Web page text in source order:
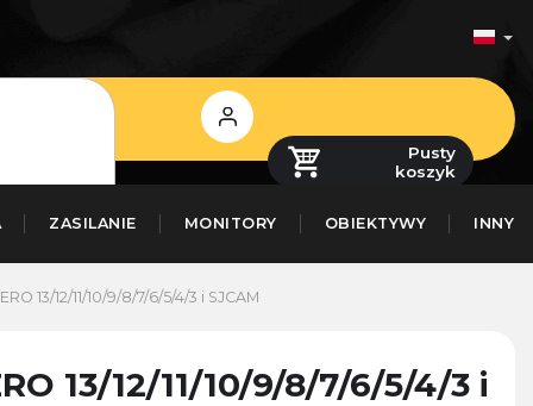
Zaloguj
się
Pusty
koszyk
ZASILANIE MONITORY OBIEKTYWY INNY
13/12/11/10/9/8/7/6/5/4/3 i SJCAM
13/12/11/10/9/8/7/6/5/4/3 i